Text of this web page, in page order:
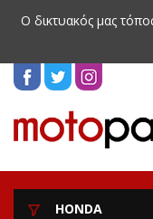
Ο δικτυακός μας
HONDA